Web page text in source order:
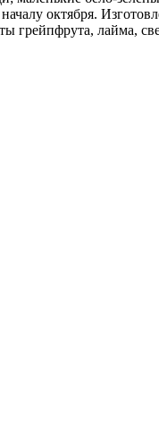
октября.
грейпфрута, лайма,